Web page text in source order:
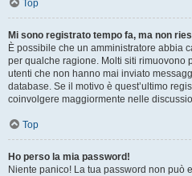
Top
Mi sono registrato tempo fa, ma non
È possibile che un amministratore abbia
per qualche ragione. Molti siti rimuovono
utenti che non hanno mai inviato
database. Se il motivo è quest’ultimo
coinvolgere maggiormente nelle
Top
Ho perso la mia password!
Niente panico! La tua password non può